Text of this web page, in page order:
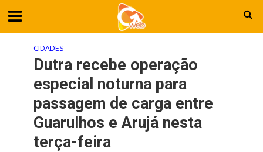
CIDADES
Dutra recebe operação
especial noturna para
passagem de carga entre
Guarulhos e Arujá nesta
terça-feira